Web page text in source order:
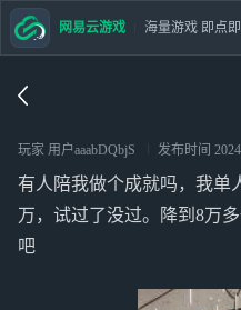
玩家 用户aaabDQbjS 发布时间
有人陪我做个成就吗，我单
万，试过了没过。降到8万
吧
网易云游戏 海量游戏 即点